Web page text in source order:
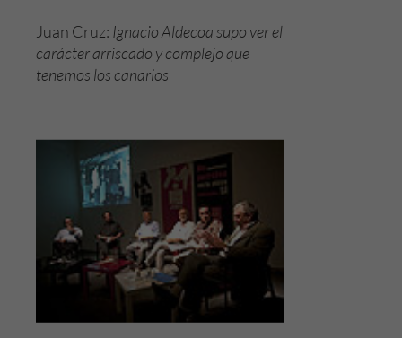
Juan Cruz: Ignacio Aldecoa supo ver el
carácter arriscado y complejo que
tenemos los canarios
Necesarias
Estas
necesarias
web.
Experiencia
nuestra web
funcione lo